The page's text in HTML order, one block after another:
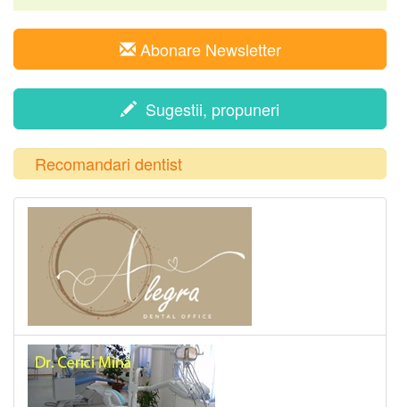
Abonare Newsletter
Sugestii, propuneri
Recomandari dentist